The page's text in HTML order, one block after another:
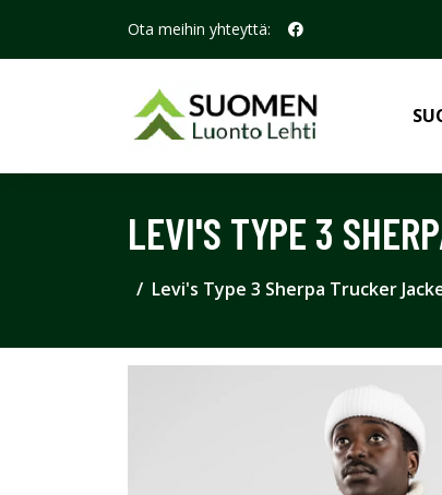
Ota meihin yhteyttä:
LEVI'S TYPE 3
Levi's Type 3 Sherpa Trucker